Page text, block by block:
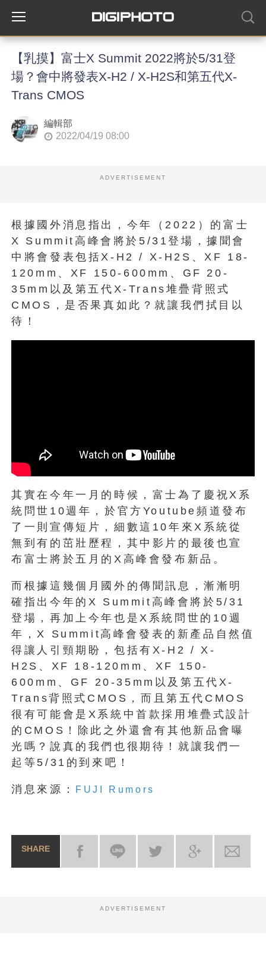
【乳摸】富士X Summit 2022將於5/31登
場？會中將發表X-H2 / X-H2S和第五代X-
Trans CMOS
編輯部
2022/04/19 08:00
ADVERTISEMENT
根據國外消息指出，今年（2022）的富士
X Summit高峰會將於5/31登場，據聞會
中將會發表包括X-H2 / X-H2S、XF 18-
120mm、XF 150-600mm、GF 20-
35mm以及第五代X-Trans堆疊背照式
CMOS，是否果真如此？就讓我們拭目以
待！
其實在今年一月的時候，富士為了慶祝X系
統問世10週年，於官方Youtube頻道發布
了一則宣傳短片，細數這10年來X系統從
無到有的茁壯歷程，其中影片的最後也宣
布富士將於五月的X高峰會發布新品。
而根據這幾個月國外的傳聞訊息，漸漸明
確指出今年的X Summit高峰會將於5/31
登場，再加上今年也是X系統問世的10週
年，X Summit高峰會發表的新產品自然值
得讓人引頸期盼，包括有X-H2 / X-
H2S、XF 18-120mm、XF 150-
600mm、GF 20-35mm以及第五代X-
Trans背照式CMOS，而且第五代CMOS
很有可能會是X系統中首款採用堆疊式設計
的CMOS！除此之外還會有其他新品會曝
光嗎？說真的我們也很期待！就讓我們一
起等5/31的到來吧！
消息來源： FUJI Rumors
SHARE
ADVERTISEMENT